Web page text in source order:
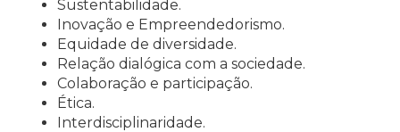
Sustentabilidade.
Inovação e Empreendedorismo.
Equidade de diversidade.
Relação dialógica com a sociedade.
Colaboração e participação.
Ética.
Interdisciplinaridade.